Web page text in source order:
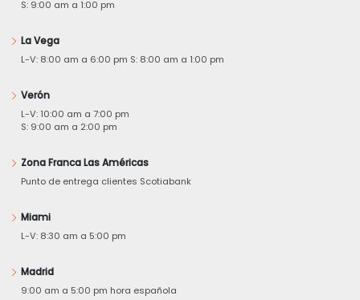
S: 9:00 am a 1:00 pm
La Vega
L-V: 8:00 am a 6:00 pm S: 8:00 am a 1:00 pm
Verón
L-V: 10:00 am a 7:00 pm
S: 9:00 am a 2:00 pm
Zona Franca Las Américas
Punto de entrega clientes Scotiabank
Miami
L-V: 8:30 am a 5:00 pm
Madrid
9:00 am a 5:00 pm hora española